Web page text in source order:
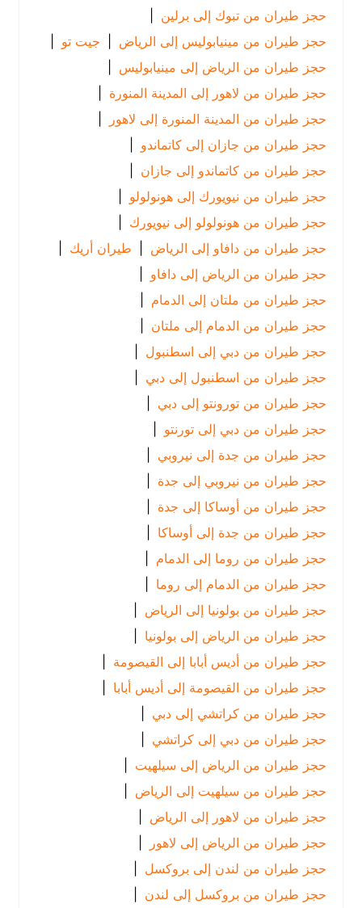
حجز طيران من تبوك إلى برلين |
حجز طيران من مينيابوليس إلى الرياض
| جيت تو |
حجز طيران من الرياض إلى مينيابوليس |
حجز طيران من لاهور إلى المدينة المنورة |
حجز طيران من المدينة المنورة إلى لاهور |
حجز طيران من جازان إلى كاتماندو |
حجز طيران من كاتماندو إلى جازان
|
حجز طيران من نيويورك إلى هونولولو |
حجز طيران من هونولولو إلى نيويورك |
حجز طيران من دافاو إلى الرياض
| طيران أريك
|
حجز طيران من الرياض إلى دافاو
|
حجز طيران من ملتان إلى الدمام
|
حجز طيران من الدمام إلى ملتان |
حجز طيران من دبي إلى اسطنبول |
حجز طيران من اسطنبول إلى دبي |
حجز طيران من تورونتو إلى دبي |
حجز طيران من دبي إلى تورنتو |
حجز طيران من جدة إلى نيروبي |
حجز طيران من نيروبي إلى جدة
حجز طيران من أوساكا إلى جدة
حجز طيران من جدة إلى أوساكا |
حجز طيران من روما إلى الدمام
|
حجز طيران من الدمام إلى روما
|
حجز طيران من بولونيا إلى الرياض
|
حجز طيران من الرياض إلى بولونيا
|
حجز طيران من أديس أبابا إلى القيصومة |
حجز طيران من القيصومة إلى أديس أبابا |
حجز طيران من كراتشي إلى دبي |
حجز طيران من دبي إلى كراتشي |
حجز طيران من الرياض إلى سيلهيت |
حجز طيران من سيلهيت إلى الرياض
|
حجز طيران من لاهور إلى الرياض
|
حجز طيران من الرياض إلى لاهور |
حجز طيران من لندن إلى بروكسل |
حجز طيران من بروكسل إلى لندن
|